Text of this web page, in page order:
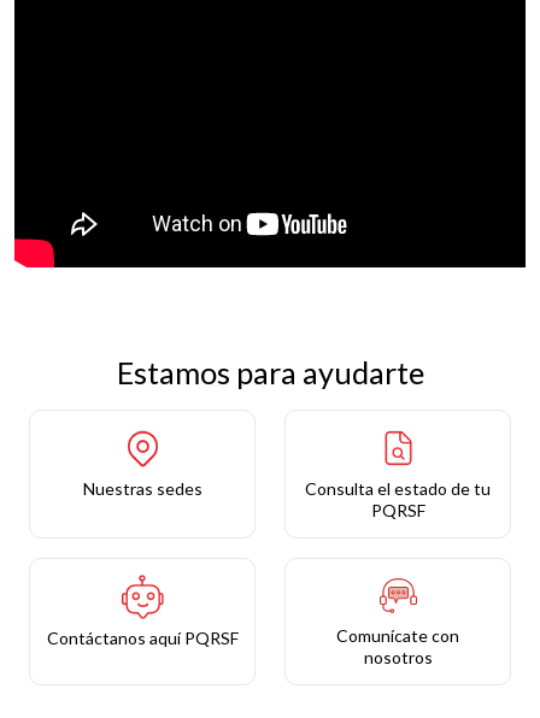
Estamos para ayudarte
Nuestras sedes
Consulta el estado de tu
PQRSF
Contáctanos aquí PQRSF
Comunícate con
nosotros